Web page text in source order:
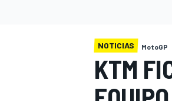
NOTICIAS MotoGP
KTM